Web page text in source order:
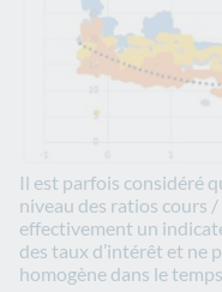
Il est parfois considéré
niveau des ratios cours
effectivement un
des taux d’intérêt et ne
homogène dans le